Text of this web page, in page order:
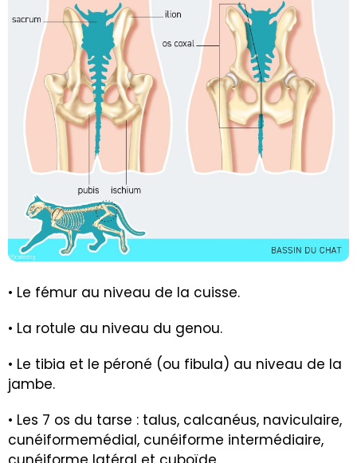
• Le fémur au niveau de la cuisse.
• La rotule au niveau du genou.
• Le tibia et le péroné (ou fibula) au niveau de la
jambe.
• Les 7 os du tarse : talus, calcanéus, naviculaire,
cunéiformemédial, cunéiforme intermédiaire,